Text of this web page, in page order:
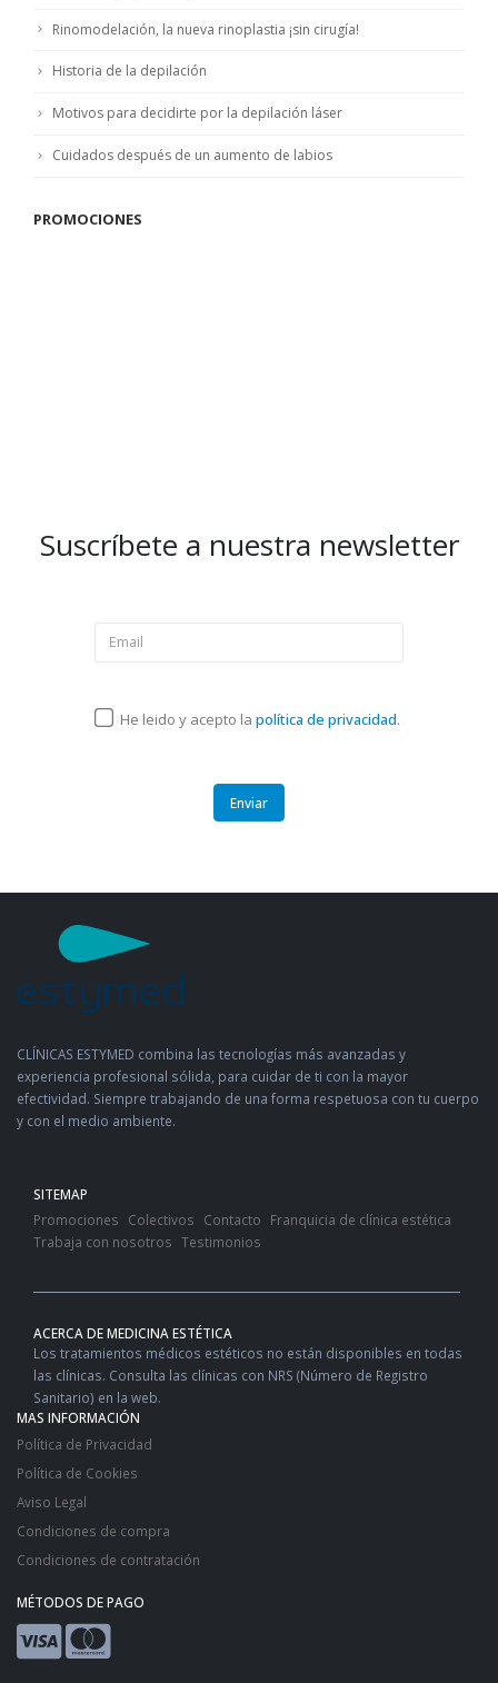
Rinomodelación, la nueva rinoplastia ¡sin cirugía!
Historia de la depilación
Motivos para decidirte por la depilación láser
Cuidados después de un aumento de labios
PROMOCIONES
Suscríbete a nuestra newsletter
He leido y acepto la política de privacidad.
CLÍNICAS ESTYMED combina las tecnologías más avanzadas y
experiencia profesional sólida, para cuidar de ti con la mayor
efectividad. Siempre trabajando de una forma respetuosa con tu cuerpo
y con el medio ambiente.
SITEMAP
Promociones
Colectivos Contacto
Franquicia de clínica estética
Trabaja con nosotros Testimonios
ACERCA DE MEDICINA ESTÉTICA
Los tratamientos médicos estéticos no están disponibles en todas
las clínicas. Consulta las clínicas con NRS (Número de Registro
Sanitario) en la web.
MAS INFORMACIÓN
Política de Privacidad
Política de Cookies
Aviso Legal
Condiciones de compra
Condiciones de contratación
MÉTODOS DE PAGO